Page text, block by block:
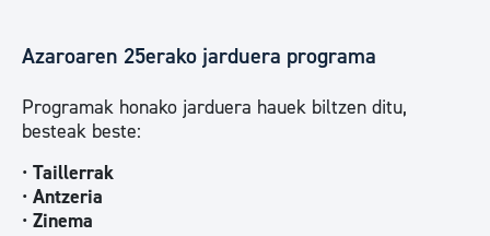
Azaroaren 25erako jarduera programa
Programak honako jarduera hauek biltzen ditu,
besteak beste:
• Taillerrak
• Antzeria
• Zinema